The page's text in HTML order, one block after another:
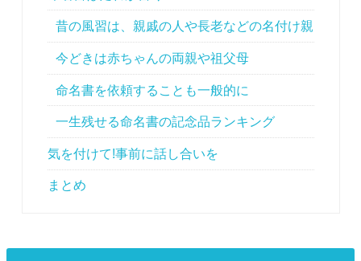
昔の風習は、親戚の人や長老などの名付け親
今どきは赤ちゃんの両親や祖父母
命名書を依頼することも一般的に
一生残せる命名書の記念品ランキング
気を付けて!事前に話し合いを
まとめ